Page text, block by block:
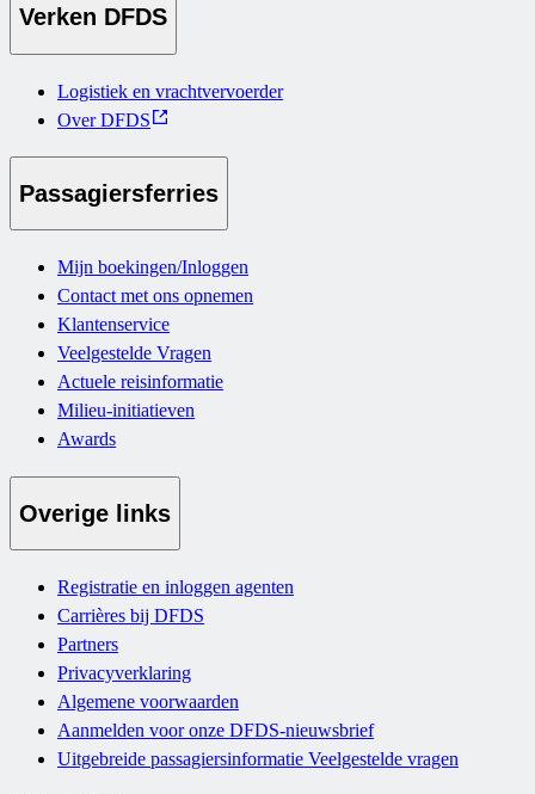
Verken DFDS
Logistiek en vrachtvervoerder
Over DFDS
Passagiersferries
Mijn boekingen/Inloggen
Contact met ons opnemen
Klantenservice
Veelgestelde Vragen
Actuele reisinformatie
Milieu-initiatieven
Awards
Overige links
Registratie en inloggen agenten
Carrières bij DFDS
Partners
Privacyverklaring
Algemene voorwaarden
Aanmelden voor onze DFDS-nieuwsbrief
Uitgebreide passagiersinformatie Veelgestelde vragen